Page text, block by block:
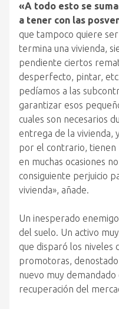
«A todo esto se
a tener con las
que tampoco quiere
termina una vivienda,
pendiente ciertos
desperfecto, pintar,
pedíamos a las
garantizar esos
cuales son necesarios
entrega de la vivienda,
por el contrario, tienen
en muchas ocasiones
consiguiente perjuicio
vivienda», añade.
Un inesperado
del suelo. Un activo
que disparó los niveles
promotoras,
nuevo muy
recuperación del